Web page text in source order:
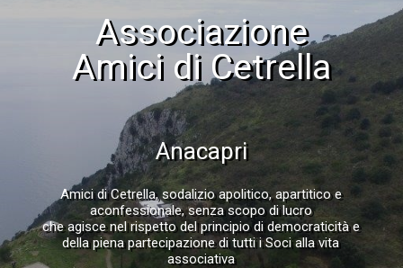
Associazione
Amici di Cetrella
Anacapri
Amici di Cetrella, sodalizio apolitico, apartitico e
aconfessionale, senza scopo di lucro
che agisce nel rispetto del principio di democraticità e
della piena partecipazione di tutti i Soci alla vita
associativa